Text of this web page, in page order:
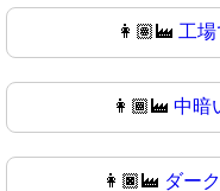
👩🏽‍🏭 工
👩🏾‍🏭 中暗
👩🏿‍🏭 ダー